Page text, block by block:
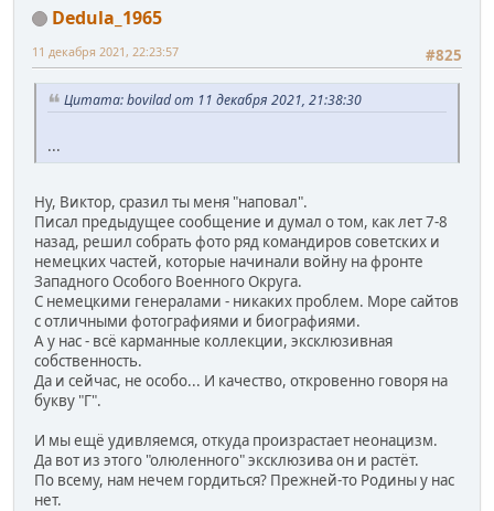
Dedula_1965
#825
11 декабря 2021, 22:23:57
Цитата: bovilad от 11 декабря 2021, 21:38:30
...
Ну, Виктор, сразил ты меня "наповал".
Писал предыдущее сообщение и думал о том, как лет 7-8
назад, решил собрать фото ряд командиров советских и
немецких частей, которые начинали войну на фронте
Западного Особого Военного Округа.
С немецкими генералами - никаких проблем. Море сайтов
с отличными фотографиями и биографиями.
А у нас - всё карманные коллекции, эксклюзивная
собственность.
Да и сейчас, не особо... И качество, откровенно говоря на
букву "Г".
И мы ещё удивляемся, откуда произрастает неонацизм.
Да вот из этого "олюленного" эксклюзива он и растёт.
По всему, нам нечем гордиться? Прежней-то Родины у нас
нет.